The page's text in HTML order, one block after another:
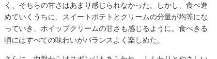
く、そちらの甘さはあまり感じられなかった。しかし、食べ進
めていくうちに、スイートポテトとクリームの分量が均等にな
っていき、ホイップクリームの甘さも感じるように。食べきる
頃にはすべての味わいがバランスよく楽しめた。